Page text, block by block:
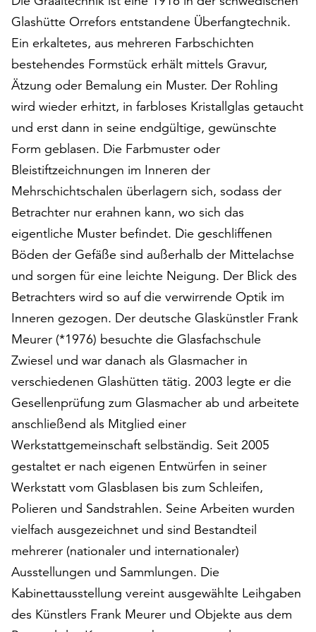
auf
„Alle
akzeptieren“,
um
alle
Cookies
zu
akzeptieren.
Sie
können
Ihr
Einverständnis
jederzeit
ändern
und
widerrufen.
Dafür
steht
Ihnen
am
Ende
der
die
Schaltfläche
„Cookie-
Einstellungen“
zur
Verfügung.
Funktionale
Cookies
werden
auch
ohne
Ihr
Einverständnis
weiterhin
ausgeführt.
Glashütte Orrefors entstandene Überfangtechnik.
Ein erkaltetes, aus mehreren Farbschichten
bestehendes Formstück erhält mittels Gravur,
Ätzung oder Bemalung ein Muster. Der Rohling
wird wieder erhitzt, in farbloses Kristallglas getaucht
und erst dann in seine endgültige, gewünschte
Form geblasen. Die Farbmuster oder
Bleistiftzeichnungen im Inneren der
Mehrschichtschalen überlagern sich, sodass der
Betrachter nur erahnen kann, wo sich das
eigentliche Muster befindet. Die geschliffenen
Böden der Gefäße sind außerhalb der Mittelachse
und sorgen für eine leichte Neigung. Der Blick des
Betrachters wird so auf die verwirrende Optik im
Inneren gezogen. Der deutsche Glaskünstler Frank
Meurer (*1976) besuchte die Glasfachschule
Zwiesel und war danach als Glasmacher in
verschiedenen Glashütten tätig. 2003 legte er die
Gesellenprüfung zum Glasmacher ab und arbeitete
anschließend als Mitglied einer
Werkstattgemeinschaft selbständig. Seit 2005
gestaltet er nach eigenen Entwürfen in seiner
Werkstatt vom Glasblasen bis zum Schleifen,
Polieren und Sandstrahlen. Seine Arbeiten wurden
vielfach ausgezeichnet und sind Bestandteil
mehrerer (nationaler und internationaler)
Ausstellungen und Sammlungen. Die
Kabinettausstellung vereint ausgewählte Leihgaben
des Künstlers Frank Meurer und Objekte aus dem